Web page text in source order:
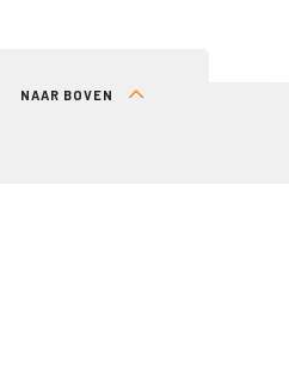
NAAR BOVEN